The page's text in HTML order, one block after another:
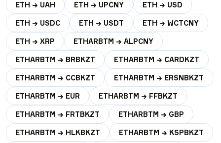
ETH → UAH ETH → UPCNY ETH → USD
ETH → USDC ETH → USDT ETH → WCTCNY
ETH → XRP ETHARBTM → ALPCNY
ETHARBTM → BRBKZT ETHARBTM → CARDKZT
ETHARBTM → CCBKZT ETHARBTM → ERSNBKZT
ETHARBTM → EUR ETHARBTM → FFBKZT
ETHARBTM → FRTBKZT ETHARBTM → GBP
ETHARBTM → HLKBKZT ETHARBTM → KSPBKZT